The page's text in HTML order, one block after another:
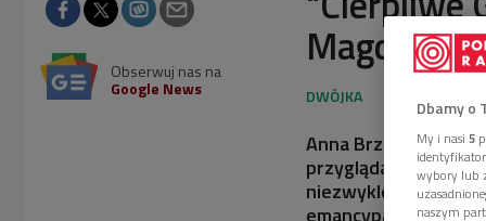
Obserwuj nas na
Google News
Anna Brzezińska,
przygląda się
niezwykle
emancypacyjnych
Dbamy o
My i nasi 5
wybory lub
naszym